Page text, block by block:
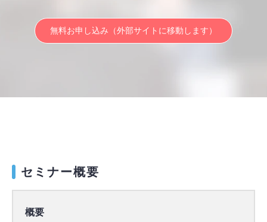
無料お申し込み（外部サイトに移動します）
セミナー概要
概要